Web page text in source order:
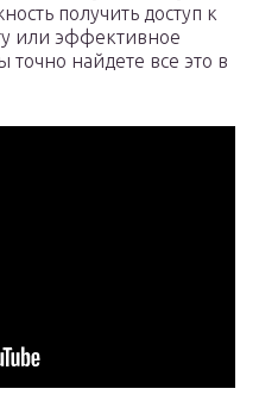
получить доступ к
или эффективное
точно найдете все это в